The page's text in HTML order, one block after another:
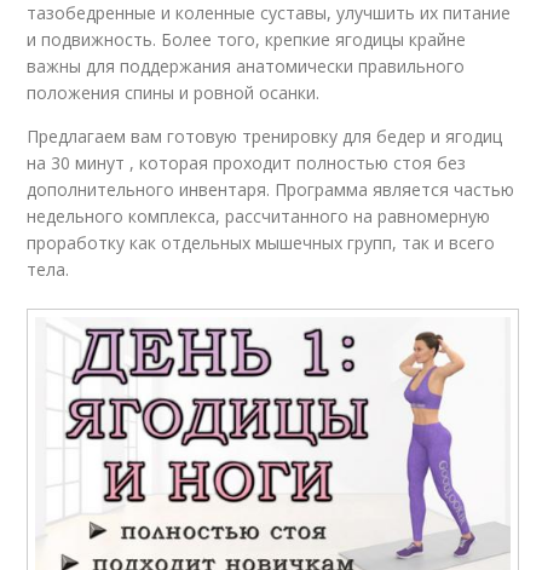
тазобедренные и коленные суставы, улучшить их питание
и подвижность. Более того, крепкие ягодицы крайне
важны для поддержания анатомически правильного
положения спины и ровной осанки.
Предлагаем вам готовую тренировку для бедер и ягодиц
на 30 минут , которая проходит полностью стоя без
дополнительного инвентаря. Программа является частью
недельного комплекса, рассчитанного на равномерную
проработку как отдельных мышечных групп, так и всего
тела.